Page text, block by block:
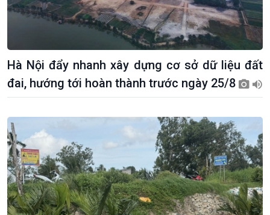
Hà Nội đẩy nhanh xây dựng cơ sở dữ liệu đất
đai, hướng tới hoàn thành trước ngày 25/8